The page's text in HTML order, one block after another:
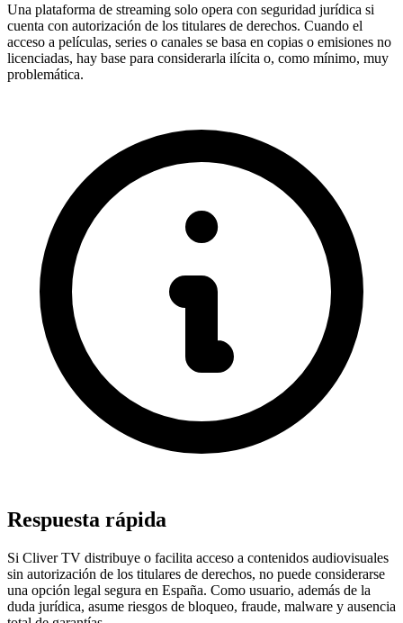
Una plataforma de streaming solo opera con seguridad jurídica si
cuenta con autorización de los titulares de derechos. Cuando el
acceso a películas, series o canales se basa en copias o emisiones no
licenciadas, hay base para considerarla ilícita o, como mínimo, muy
problemática.
Respuesta rápida
Si Cliver TV distribuye o facilita acceso a contenidos audiovisuales
sin autorización de los titulares de derechos, no puede considerarse
una opción legal segura en España. Como usuario, además de la
duda jurídica, asume riesgos de bloqueo, fraude, malware y ausencia